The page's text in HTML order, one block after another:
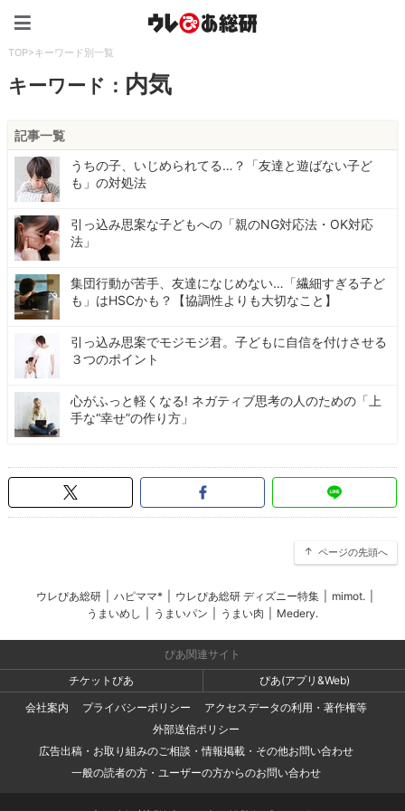
TOP>キーワード別一覧
キーワード： 内気
記事一覧
うちの子、いじめられてる…？「友達と遊ばない子ど
も」の対処法
引っ込み思案な子どもへの「親のNG対応法・OK対応
法」
集団行動が苦手、友達になじめない…「繊細すぎる子ど
も」はHSCかも？【協調性よりも大切なこと】
引っ込み思案でモジモジ君。子どもに自信を付けさせる
３つのポイント
心がふっと軽くなる! ネガティブ思考の人のための「上
手な“幸せ”の作り方」
ページの先頭へ
ウレぴあ総研 ハピママ* ウレぴあ総研 ディズニー特集 mimot.
うまいめし
うまいパン うまい肉 Medery.
ぴあ関連サイト
チケットぴあ
ぴあ(アプリ&Web)
会社案内
プライバシーポリシー
アクセスデータの利用・著作権等
外部送信ポリシー
広告出稿・お取り組みのご相談・情報掲載・その他お問い合わせ
一般の読者の方・ユーザーの方からのお問い合わせ